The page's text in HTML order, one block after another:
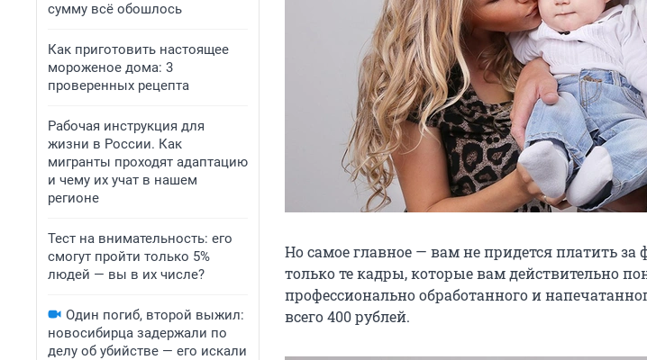
сумму всё обошлось
Как приготовить настоящее
мороженое дома: 3
проверенных рецепта
Рабочая инструкция для
жизни в России. Как
мигранты проходят адаптацию
и чему их учат в нашем
регионе
Тест на внимательность: его
смогут пройти только 5%
людей — вы в их числе?
Один погиб, второй выжил:
новосибирца задержали по
делу об убийстве — его искали
Но самое главное — вам не придется платить
только те кадры, которые вам действительно
профессионально обработанного и
всего 400 рублей.